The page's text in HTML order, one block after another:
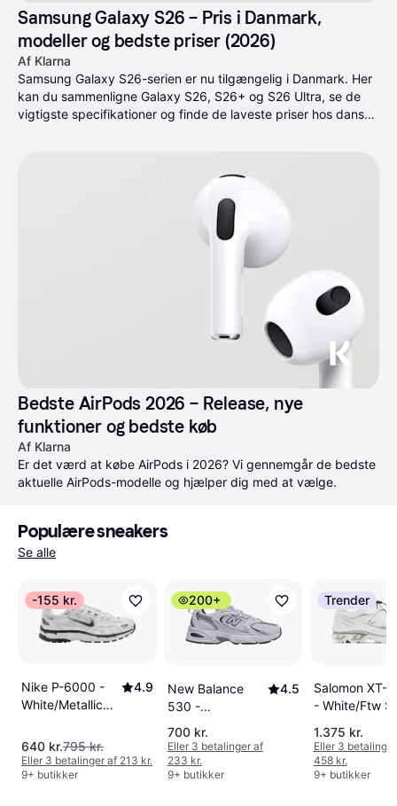
Samsung Galaxy S26 – Pris i Danmark,
modeller og bedste priser (2026)
Af Klarna
Samsung Galaxy S26-serien er nu tilgængelig i Danmark. Her
kan du sammenligne Galaxy S26, S26+ og S26 Ultra, se de
vigtigste specifikationer og finde de laveste priser hos danske
Bedste AirPods 2026 – Release, nye
funktioner og bedste køb
Af Klarna
Er det værd at købe AirPods i 2026? Vi gennemgår de bedste
aktuelle AirPods-modelle og hjælper dig med at vælge.
Populære sneakers
Se alle
-155 kr.
Nike P-6000 -
White/Metallic
4.9
640 kr.795 kr.
Eller 3 betalinger af 213 kr.
9+ butikker
200+
New Balance
530 -
White/Natural
Indigo
4.5
700 kr.
Eller 3 betalinger af
233 kr.
9+ butikker
Trender
Salomon XT-
- White/Ftw
1.375 kr.
Eller 3
458 kr.
9+ butikker